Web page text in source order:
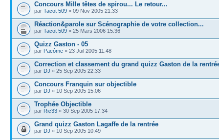
Concours Mille têtes de spirou... Le retour...
par Tacot 509 » 09 Nov 2005 21:33
Réaction&parole sur Scénographie de votre collection...
par Tacot 509 » 25 Mars 2006 15:36
Quizz Gaston - 05
par Pacôme » 23 Juil 2005 11:48
Correction et classement du grand quizz Gaston de la
par DJ » 25 Sep 2005 22:33
Concours Franquin sur objectible
par DJ » 10 Sep 2005 15:06
Trophée Objectible
par Ric33 » 30 Sep 2005 17:34
Grand quizz Gaston Lagaffe de la rentrée
par DJ » 10 Sep 2005 10:49